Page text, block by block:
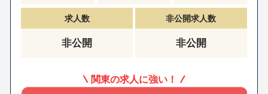
求人数
非公開
非公開求人数
非公開
関東の求人に強い！